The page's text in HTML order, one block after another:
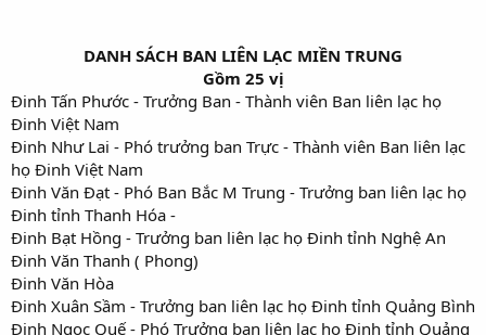
DANH SÁCH BAN LIÊN LẠC MIỀN TRUNG
Gồm 25 vị
Đinh Tấn Phước - Trưởng Ban - Thành viên Ban liên lạc họ
Đinh Việt Nam​
Đinh Như Lai - Phó trưởng ban Trực - Thành viên Ban liên lạc
họ Đinh Việt Nam​
Đinh Văn Đạt - Phó Ban Bắc M Trung - Trưởng ban liên lạc họ
Đinh tỉnh Thanh Hóa -​
Đinh Bạt Hồng - Trưởng ban liên lạc họ Đinh tỉnh Nghệ An​
Đinh Văn Thanh ( Phong)​
Đinh Văn Hòa
Đinh Xuân Sầm - Trưởng ban liên lạc họ Đinh tỉnh Quảng Bình
Đinh Ngọc Quế - Phó Trưởng ban liên lạc họ Đinh tỉnh Quảng